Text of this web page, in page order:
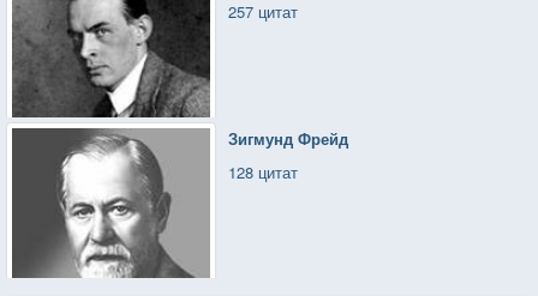
257 цитат
Зигмунд Фрейд
128 цитат